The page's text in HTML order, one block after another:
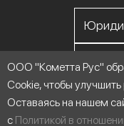
ООО
ООО "Кометта Рус"
Cookie, чтобы улучшить
Оставаясь на нашем
с Политикой в